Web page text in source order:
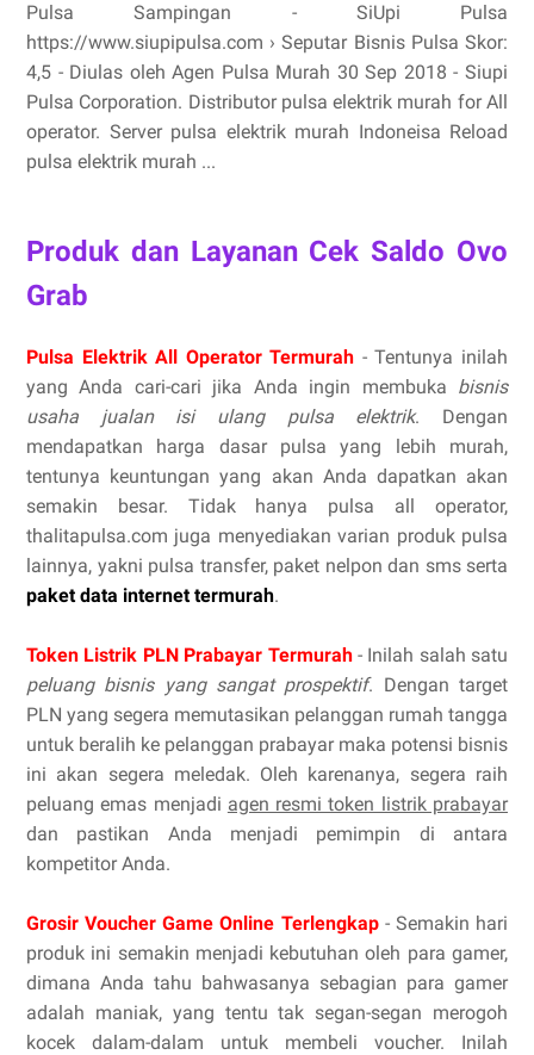
Pulsa Sampingan - SiUpi Pulsa
https://www.siupipulsa.com › Seputar Bisnis Pulsa Skor:
4,5 - ‎Diulas oleh Agen Pulsa Murah 30 Sep 2018 - Siupi
Pulsa Corporation. Distributor pulsa elektrik murah for All
operator. Server pulsa elektrik murah Indoneisa Reload
pulsa elektrik murah ...
Produk dan Layanan Cek Saldo Ovo
Grab
Pulsa Elektrik All Operator Termurah - Tentunya inilah
yang Anda cari-cari jika Anda ingin membuka bisnis
usaha jualan isi ulang pulsa elektrik. Dengan
mendapatkan harga dasar pulsa yang lebih murah,
tentunya keuntungan yang akan Anda dapatkan akan
semakin besar. Tidak hanya pulsa all operator,
thalitapulsa.com juga menyediakan varian produk pulsa
lainnya, yakni pulsa transfer, paket nelpon dan sms serta
paket data internet termurah.
Token Listrik PLN Prabayar Termurah- Inilah salah satu
peluang bisnis yang sangat prospektif. Dengan target
PLN yang segera memutasikan pelanggan rumah tangga
untuk beralih ke pelanggan prabayar maka potensi bisnis
ini akan segera meledak. Oleh karenanya, segera raih
peluang emas menjadi agen resmi token listrik prabayar
dan pastikan Anda menjadi pemimpin di antara
kompetitor Anda.
Grosir Voucher Game Online Terlengkap- Semakin hari
produk ini semakin menjadi kebutuhan oleh para gamer,
dimana Anda tahu bahwasanya sebagian para gamer
adalah maniak, yang tentu tak segan-segan merogoh
kocek dalam-dalam untuk membeli voucher. Inilah